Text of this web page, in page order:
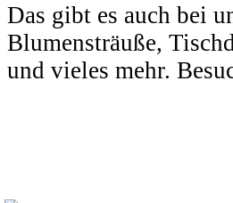
Das gibt es auch bei
Blumensträuße,
und vieles mehr.